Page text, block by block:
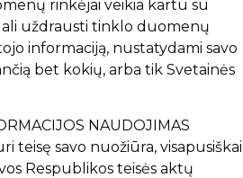
rinkėjai veikia kartu su
uždrausti tinklo duomenų
informaciją, nustatydami savo
bet kokių, arba tik Svetainės
NAUDOJIMAS
teisę savo nuožiūra, visapusiškai
Respublikos teisės aktų